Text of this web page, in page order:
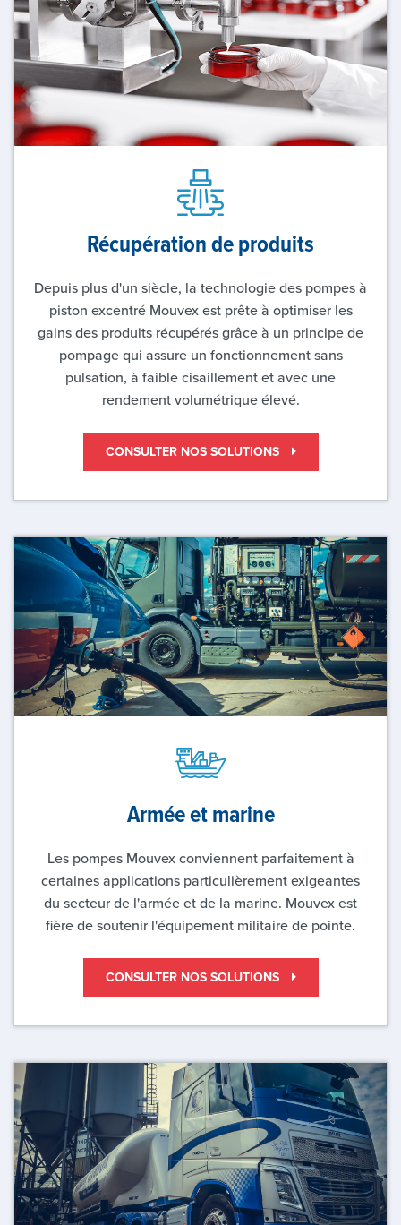
Récupération de produits
Depuis plus d'un siècle, la technologie des pompes à
piston excentré Mouvex est prête à optimiser les
gains des produits récupérés grâce à un principe de
pompage qui assure un fonctionnement sans
pulsation, à faible cisaillement et avec une
rendement volumétrique élevé.
CONSULTER NOS SOLUTIONS
Armée et marine
Les pompes Mouvex conviennent parfaitement à
certaines applications particulièrement exigeantes
du secteur de l'armée et de la marine. Mouvex est
fière de soutenir l'équipement militaire de pointe.
CONSULTER NOS SOLUTIONS